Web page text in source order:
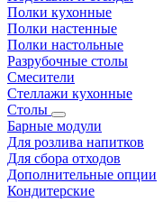
Полки кухонные
Полки настенные
Полки настольные
Разрубочные столы
Смесители
Стеллажи кухонные
Столы
Барные модули
Для розлива напитков
Для сбора отходов
Дополнительные опции
Кондитерские